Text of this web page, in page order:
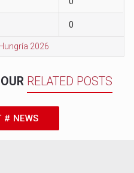
0
2026
RELATED POSTS
# NEWS